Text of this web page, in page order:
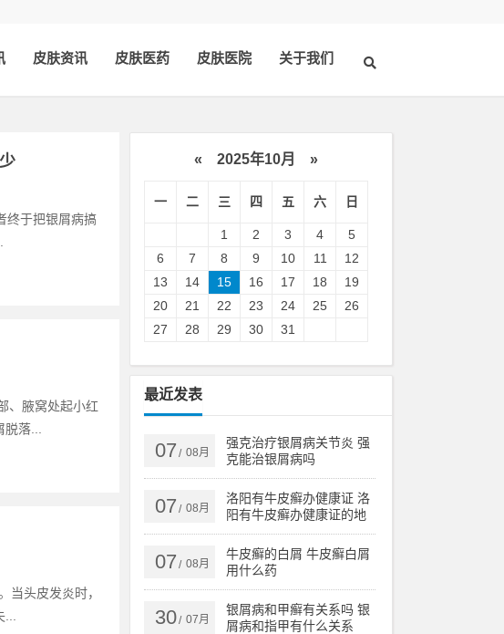
皮肤资讯 皮肤医药 皮肤医院 关于我们
终于把银屑病搞
、腋窝处起小红
落...
当头皮发炎时，
« 2025年10月 »
一 二 三 四 五 六 日
1 2 3 4
5
6
7 8 9 10 11
12
13
14 15 16 17 18
19
20
21 22 23 24 25
26
27
28 29 30 31
最近发表
07 / 08月
强克治疗银屑病关节炎 强
克能治银屑病吗
07 / 08月
洛阳有牛皮癣办健康证 洛
阳有牛皮癣办健康证的地
方吗
07 / 08月
牛皮癣的白屑 牛皮癣白屑
用什么药
30/ 07月
银屑病和甲癣有关系吗 银
屑病和指甲有什么关系